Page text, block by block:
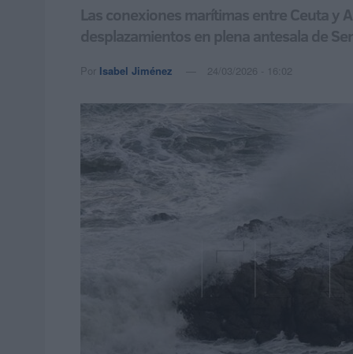
Las conexiones marítimas entre Ceuta y
desplazamientos en plena antesala de
Por Isabel Jiménez 24/03/2026 - 16:02